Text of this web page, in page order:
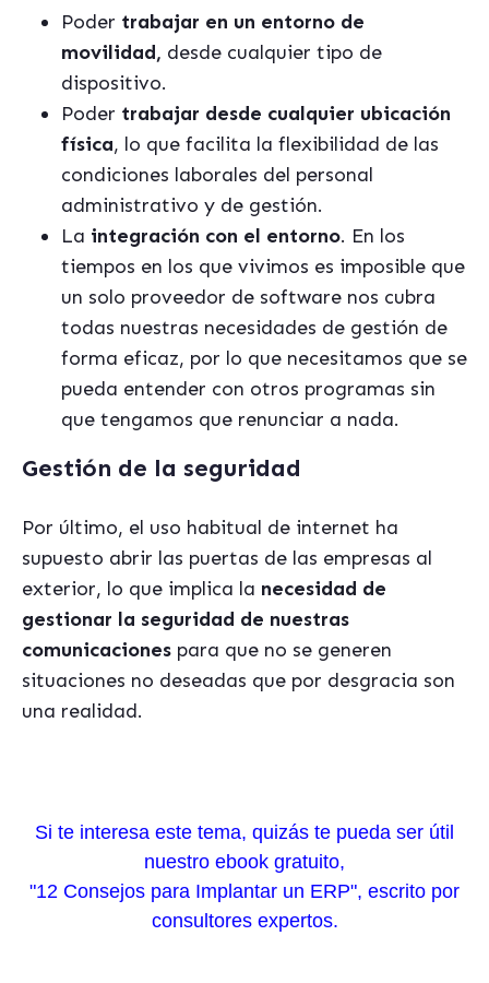
Poder trabajar en un entorno de
movilidad, desde cualquier tipo de
dispositivo.
Poder trabajar desde cualquier ubicación
física, lo que facilita la flexibilidad de las
condiciones laborales del personal
administrativo y de gestión.
La integración con el entorno. En los
tiempos en los que vivimos es imposible que
un solo proveedor de software nos cubra
todas nuestras necesidades de gestión de
forma eficaz, por lo que necesitamos que se
pueda entender con otros programas sin
que tengamos que renunciar a nada.
Gestión de la seguridad
Por último, el uso habitual de internet ha
supuesto abrir las puertas de las empresas al
exterior, lo que implica la necesidad de
gestionar la seguridad de nuestras
comunicaciones para que no se generen
situaciones no deseadas que por desgracia son
una realidad.
Si te interesa este tema, quizás te pueda ser útil
nuestro ebook gratuito,
"12 Consejos para Implantar un ERP", escrito por
consultores expertos.